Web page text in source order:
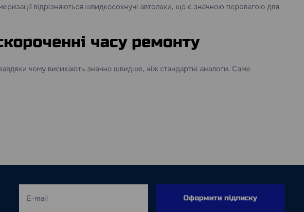
відрізняються швидкосохнучі автолаки, що є значною перевагою для
часу ремонту
чому висихають значно швидше, ніж стандартні аналоги. Саме
Оформити підписку